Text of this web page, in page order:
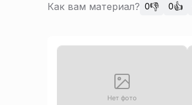
Как вам материал? 0👎 0👍
Нет фото